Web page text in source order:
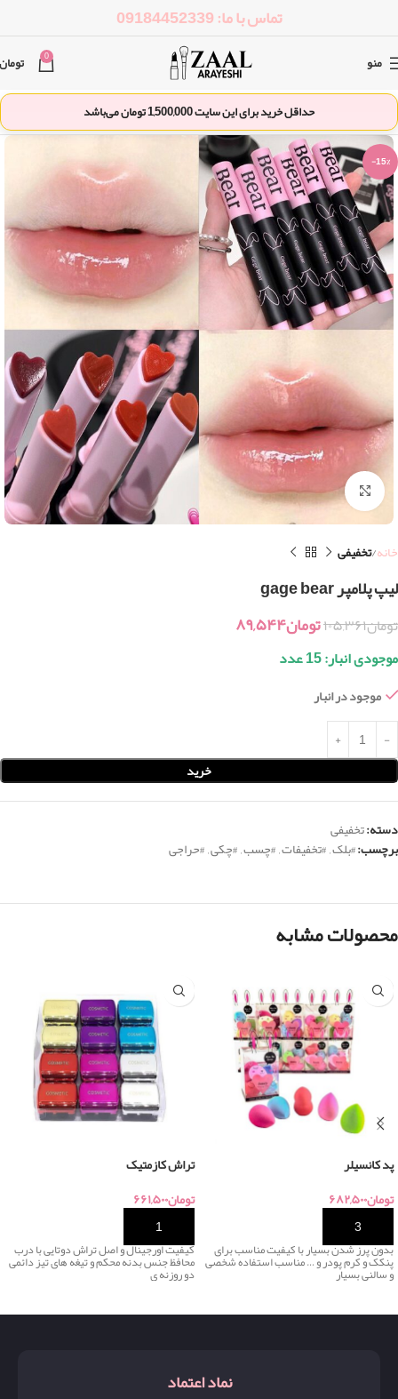
تماس با ما: 09184452339
منو 0 تومان
حداقل خرید برای این سایت1,500,000تومان می‌باشد
-15%
بزرگنمایی تصویر
خانه تخفیفی
لیپ پلامپر gage bear
تومان۱۰۵,۳۶۱تومان۸۹,۵۴۴
موجودی انبار: 15 عدد
موجود در انبار
خرید
دسته:تخفیفی
برچسب:#بلک,#تخفیفات,#چسب,#چکی,#حراجی
محصولات مشابه
پد کانسیلر
تومان۶۸۲,۵۰۰
بدون پرز شدن بسیار با کیفیت مناسب برای
پنکک و کرم پودر و … مناسب استفاده شخصی
و سالنی بسیار
تراش کازمتیک
تومان۶۶۱,۵۰۰
خرید
کیفیت اورجینال و اصل تراش دوتایی با درب
محافظ جنس بدنه محکم و تیغه های تیز دائمی
دو روزنه ی
نماد اعتماد